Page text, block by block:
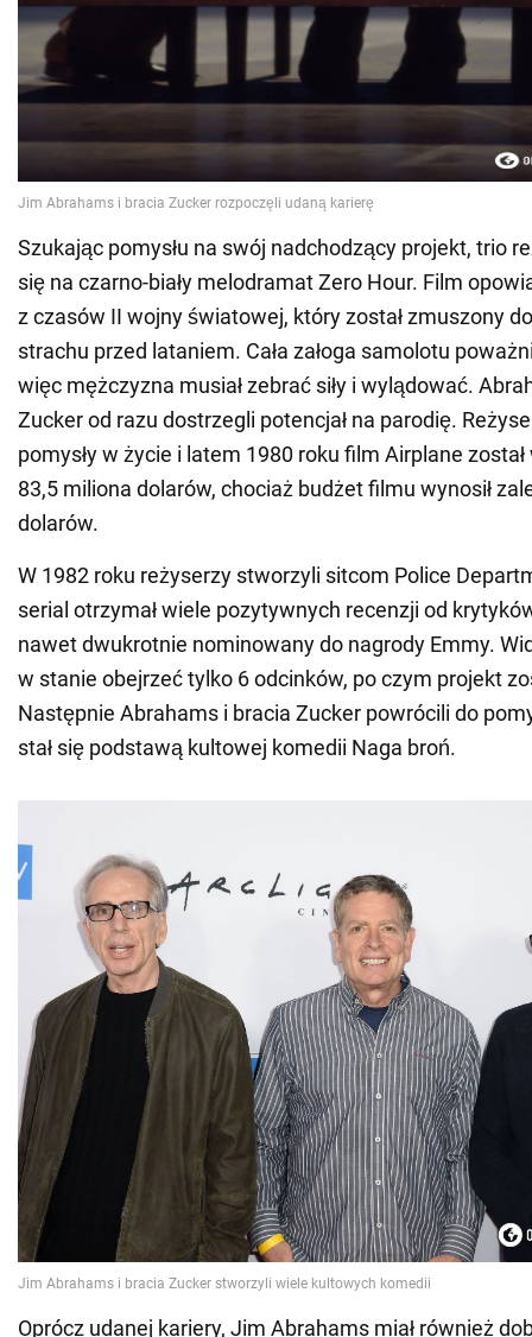
Szukając pomysłu na swój nadchodzący projekt, trio
się na czarno-biały melodramat Zero Hour. Film
z czasów II wojny światowej, który został zmuszony
strachu przed lataniem. Cała załoga samolotu
więc mężczyzna musiał zebrać siły i wylądować.
Zucker od razu dostrzegli potencjał na parodię.
pomysły w życie i latem 1980 roku film Airplane
83,5 miliona dolarów, chociaż budżet filmu wynosił
dolarów.
W 1982 roku reżyserzy stworzyli sitcom Police
serial otrzymał wiele pozytywnych recenzji od
nawet dwukrotnie nominowany do nagrody Emmy.
w stanie obejrzeć tylko 6 odcinków, po czym projekt
Następnie Abrahams i bracia Zucker powrócili do
stał się podstawą kultowej komedii Naga broń.
Oprócz udanej kariery, Jim Abrahams miał również